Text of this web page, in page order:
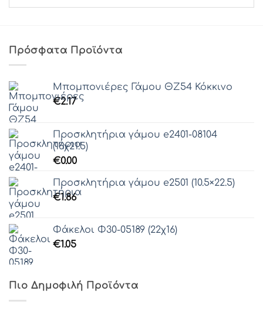
Πρόσφατα Προϊόντα
Μπομπονιέρες Γάμου ΘZ54 Κόκκινο
€2.17
Προσκλητήρια γάμου e2401-08104
(16χ21.5)
€0.00
Προσκλητήρια γάμου e2501 (10.5×22.5)
€1.86
Φάκελοι Φ30-05189 (22χ16)
€1.05
Πιο Δημοφιλή Προϊόντα